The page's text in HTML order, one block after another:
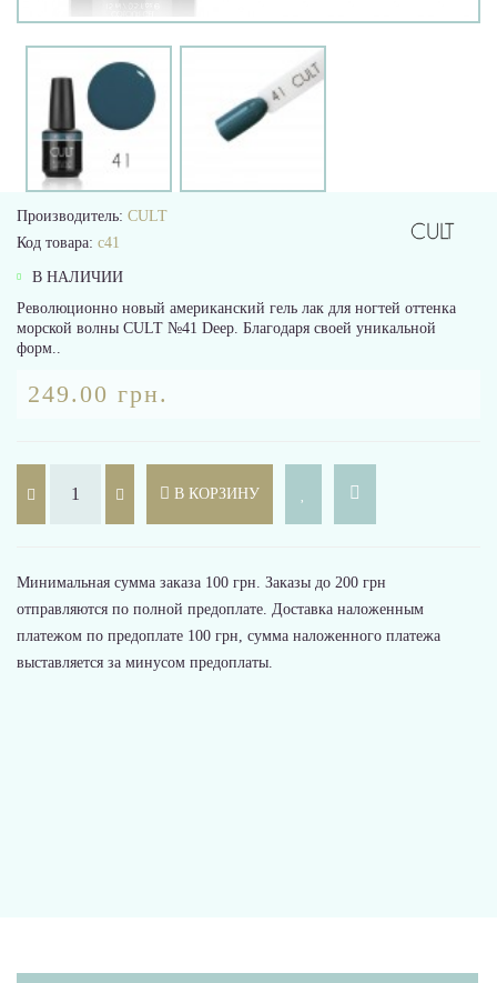
Производитель: CULT
Код товара: c41
В НАЛИЧИИ
Революционно новый американский гель лак для ногтей оттенка
морской волны CULT №41 Deep. Благодаря своей уникальной
форм..
249.00 грн.
В КОРЗИНУ
Минимальная сумма заказа 100 грн. Заказы до 200 грн
отправляются по полной предоплате. Доставка наложенным
платежом по предоплате 100 грн, сумма наложенного платежа
выставляется за минусом предоплаты.